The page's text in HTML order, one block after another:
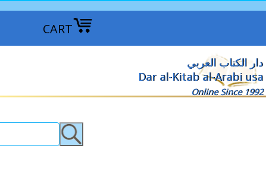
CART
دار الكتاب العربي
Dar al-Kitab al-Arabi usa
Online Since 1992